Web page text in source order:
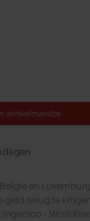
winkelmandje
en
geld terug te
Ingenico -